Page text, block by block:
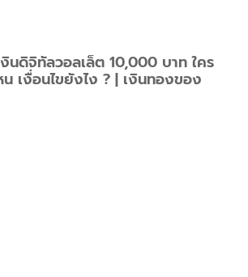
นดิจิทัลวอลเล็ต 10,000 บาท ใคร
น เงื่อนไขยังไง ? | เงินทองของ